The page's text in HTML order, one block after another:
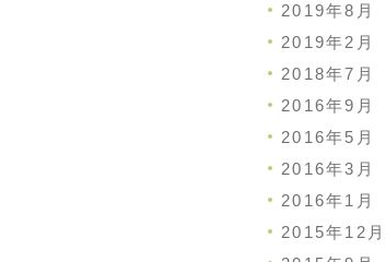
2019年8月
2019年2月
2018年7月
2016年9月
2016年5月
2016年3月
2016年1月
2015年12月